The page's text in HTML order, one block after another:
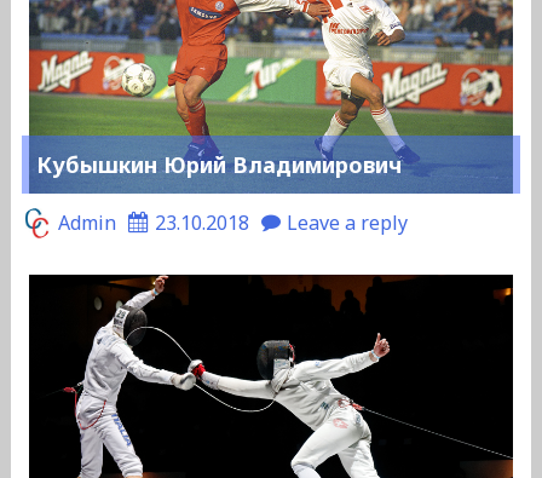
Кубышкин Юрий Владимирович
Admin 23.10.2018 Leave a reply